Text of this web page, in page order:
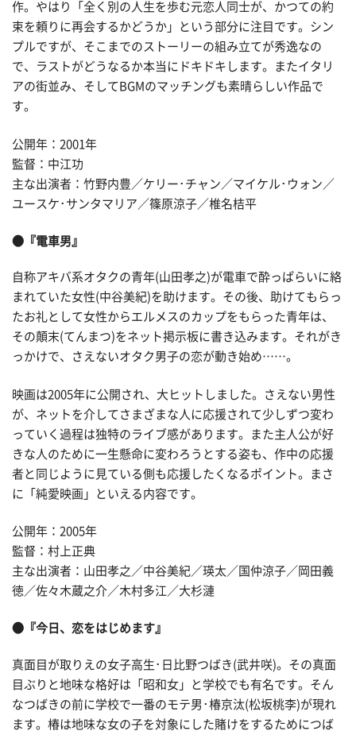
作。やはり「全く別の人生を歩む元恋人同士が、かつての約
束を頼りに再会するかどうか」という部分に注目です。シン
プルですが、そこまでのストーリーの組み立てが秀逸なの
で、ラストがどうなるか本当にドキドキします。またイタリ
アの街並み、そしてBGMのマッチングも素晴らしい作品で
す。
公開年：2001年
監督：中江功
主な出演者：竹野内豊／ケリー･チャン／マイケル･ウォン／
ユースケ･サンタマリア／篠原涼子／椎名桔平
●『電車男』
自称アキバ系オタクの青年(山田孝之)が電車で酔っぱらいに絡
まれていた女性(中谷美紀)を助けます。その後、助けてもらっ
たお礼として女性からエルメスのカップをもらった青年は、
その顛末(てんまつ)をネット掲示板に書き込みます。それがき
っかけで、さえないオタク男子の恋が動き始め……。
映画は2005年に公開され、大ヒットしました。さえない男性
が、ネットを介してさまざまな人に応援されて少しずつ変わ
っていく過程は独特のライブ感があります。また主人公が好
きな人のために一生懸命に変わろうとする姿も、作中の応援
者と同じように見ている側も応援したくなるポイント。まさ
に「純愛映画」といえる内容です。
公開年：2005年
監督：村上正典
主な出演者：山田孝之／中谷美紀／瑛太／国仲涼子／岡田義
徳／佐々木蔵之介／木村多江／大杉漣
●『今日、恋をはじめます』
真面目が取りえの女子高生･日比野つばき(武井咲)。その真面
目ぶりと地味な格好は「昭和女」と学校でも有名です。そん
なつばきの前に学校で一番のモテ男･椿京汰(松坂桃李)が現れ
ます。椿は地味な女の子を対象にした賭けをするためにつば